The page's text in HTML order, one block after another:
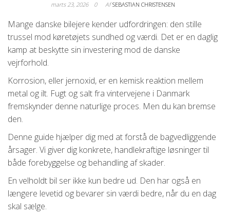
marts 23, 2026 0 Af SEBASTIAN CHRISTENSEN
Mange danske bilejere kender udfordringen: den stille
trussel mod køretøjets sundhed og værdi. Det er en daglig
kamp at beskytte sin investering mod de danske
vejrforhold.
Korrosion, eller jernoxid, er en kemisk reaktion mellem
metal og ilt. Fugt og salt fra vintervejene i Danmark
fremskynder denne naturlige proces. Men du kan bremse
den.
Denne guide hjælper dig med at forstå de bagvedliggende
årsager. Vi giver dig konkrete, handlekraftige løsninger til
både forebyggelse og behandling af skader.
En velholdt bil ser ikke kun bedre ud. Den har også en
længere levetid og bevarer sin værdi bedre, når du en dag
skal sælge.